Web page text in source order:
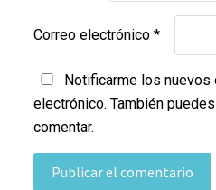
Correo electrónico*
Notificarme los
electrónico. También puedes
comentar.